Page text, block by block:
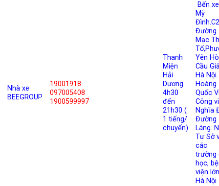
Nhà xe
BEEGROUP
19001918
097005408
1900599997
Thanh
Miện
Hải
Dương
4h30
đến
21h30 (
1 tiếng/
chuyến)
Bến xe
Mỹ
Đường
Mạc
Yên
Cầu
Hà Nội.
Hoàng
Quốc
Công
Nghĩa
Đường
Láng.
Tư Sở
các
trường
học,
viện
Hà Nội